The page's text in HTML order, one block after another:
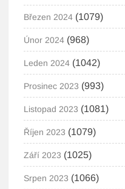
Březen 2024 (1079)
Únor 2024 (968)
Leden 2024 (1042)
Prosinec 2023 (993)
Listopad 2023 (1081)
Říjen 2023 (1079)
Září 2023 (1025)
Srpen 2023 (1066)